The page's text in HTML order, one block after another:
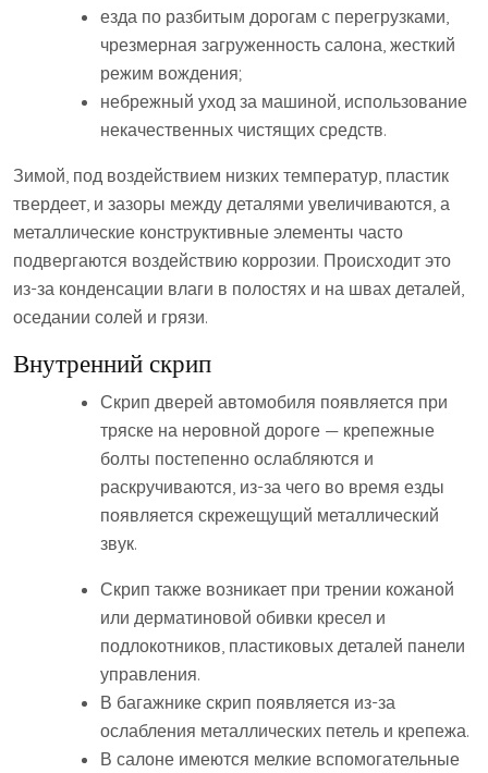
езда по разбитым дорогам с перегрузками,
чрезмерная загруженность салона, жесткий
режим вождения;
небрежный уход за машиной, использование
некачественных чистящих средств.
Зимой, под воздействием низких температур, пластик
твердеет, и зазоры между деталями увеличиваются, а
металлические конструктивные элементы часто
подвергаются воздействию коррозии. Происходит это
из-за конденсации влаги в полостях и на швах деталей,
оседании солей и грязи.
Внутренний скрип
Скрип дверей автомобиля появляется при
тряске на неровной дороге — крепежные
болты постепенно ослабляются и
раскручиваются, из-за чего во время езды
появляется скрежещущий металлический
звук.
Скрип также возникает при трении кожаной
или дерматиновой обивки кресел и
подлокотников, пластиковых деталей панели
управления.
В багажнике скрип появляется из-за
ослабления металлических петель и крепежа.
В салоне имеются мелкие вспомогательные